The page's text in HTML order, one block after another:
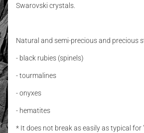
Swarovski crystals.
Natural and semi-precious and precious
- black rubies (spinels)
- tourmalines
- onyxes
- hematites
* It does not break as easily as typical